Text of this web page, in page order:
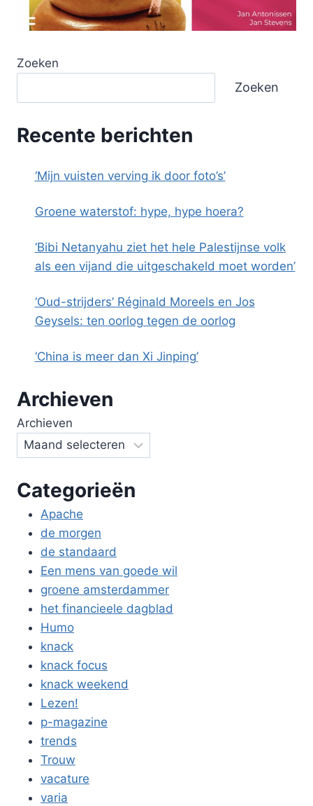
Zoeken
Zoeken
Recente berichten
‘Mijn vuisten verving ik door foto’s’
Groene waterstof: hype, hype hoera?
‘Bibi Netanyahu ziet het hele Palestijnse volk
als een vijand die uitgeschakeld moet worden’
‘Oud-strijders’ Réginald Moreels en Jos
Geysels: ten oorlog tegen de oorlog
‘China is meer dan Xi Jinping’
Archieven
Archieven
Categorieën
Apache
de morgen
de standaard
Een mens van goede wil
groene amsterdammer
het financieele dagblad
Humo
knack
knack focus
knack weekend
Lezen!
p-magazine
trends
Trouw
vacature
varia